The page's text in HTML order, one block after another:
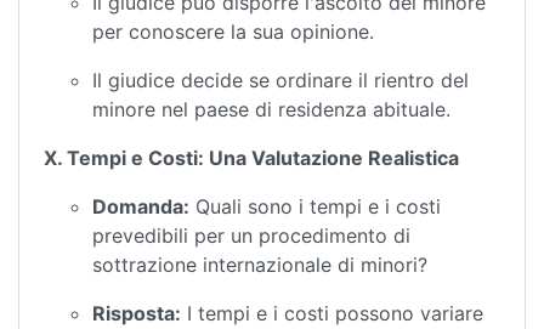
per conoscere la sua opinione.
Il giudice decide se ordinare il rientro del
minore nel paese di residenza abituale.
X. Tempi e Costi: Una Valutazione Realistica
Domanda: Quali sono i tempi e i costi
prevedibili per un procedimento di
sottrazione internazionale di minori?
Risposta: I tempi e i costi possono variare